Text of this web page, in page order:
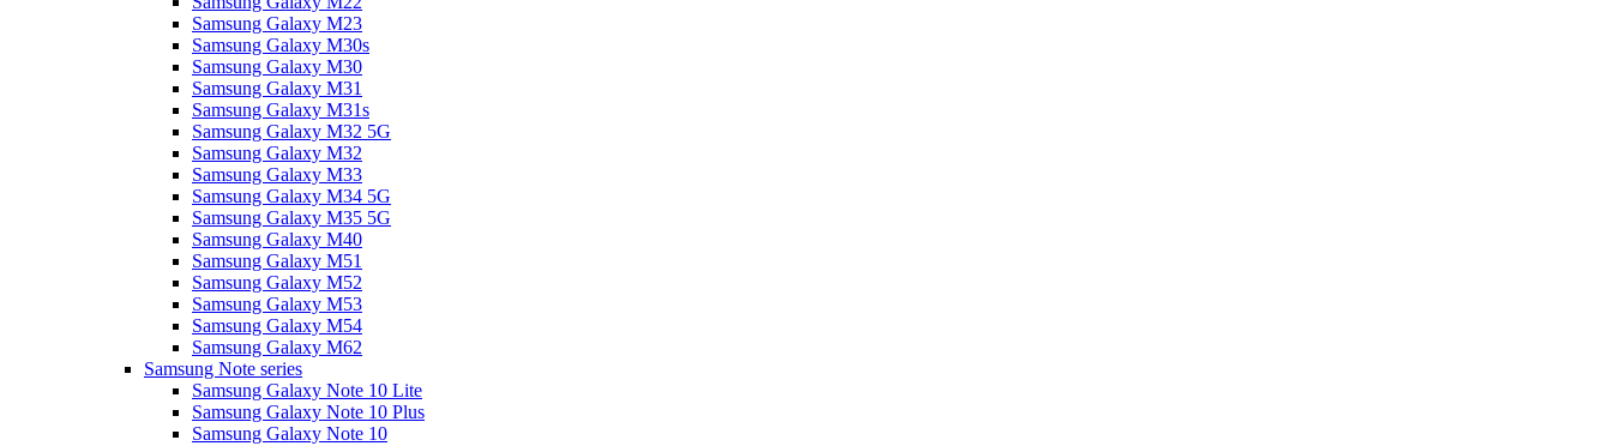
Samsung Galaxy M23
Samsung Galaxy M30s
Samsung Galaxy M30
Samsung Galaxy M31
Samsung Galaxy M31s
Samsung Galaxy M32 5G
Samsung Galaxy M32
Samsung Galaxy M33
Samsung Galaxy M34 5G
Samsung Galaxy M35 5G
Samsung Galaxy M40
Samsung Galaxy M51
Samsung Galaxy M52
Samsung Galaxy M53
Samsung Galaxy M54
Samsung Galaxy M62
Samsung Note series
Samsung Galaxy Note 10 Lite
Samsung Galaxy Note 10 Plus
Samsung Galaxy Note 10